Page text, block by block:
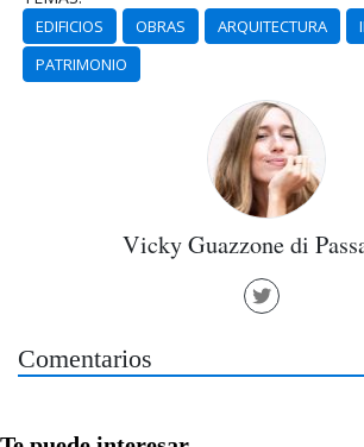
EDIFICIOS OBRAS ARQUITECTURA
PATRIMONIO
Vicky Guazzone di
Comentarios